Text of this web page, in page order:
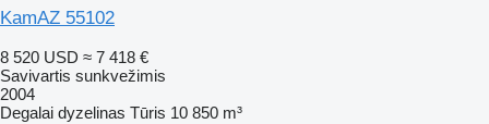
KamAZ 55102
8 520 USD ≈ 7 418 €
Savivartis sunkvežimis
2004
Degalai dyzelinas Tūris 10 850 m³